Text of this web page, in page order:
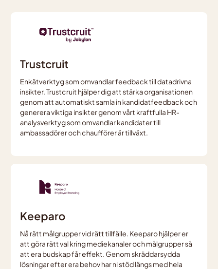
Trustcruit
Enkätverktyg som omvandlar feedback till datadrivna
insikter. Trustcruit hjälper dig att stärka organisationen
genom att automatiskt samla in kandidatfeedback och
generera viktiga insikter genom vårt kraftfulla HR-
analysverktyg som omvandlar kandidater till
ambassadörer och chaufförer är tillväxt.
Keeparo
Nå rätt målgrupper vid rätt tillfälle. Keeparo hjälper er
att göra rätt val kring mediekanaler och målgrupper så
att era budskap får effekt. Genom skräddarsydda
lösningar efter era behov har ni stöd längs med hela